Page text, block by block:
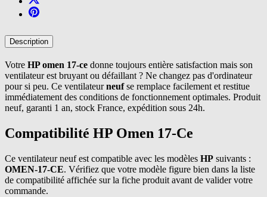
Description
Votre HP omen 17-ce donne toujours entière satisfaction mais son
ventilateur est bruyant ou défaillant ? Ne changez pas d'ordinateur
pour si peu. Ce ventilateurneufse remplace facilement et restitue
immédiatement des conditions de fonctionnement optimales. Produit
neuf, garanti 1 an, stock France, expédition sous 24h.
Compatibilité HP Omen 17-Ce
Ce ventilateur neuf est compatible avec les modèles HP suivants :
OMEN-17-CE. Vérifiez que votre modèle figure bien dans la liste
de compatibilité affichée sur la fiche produit avant de valider votre
commande.